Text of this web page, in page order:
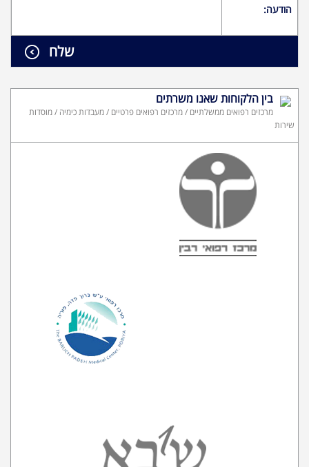
הודעה:
בין הלקוחות שאנו משרתים
מרכזים רפואים ממשלתיים / מרכזים רפואים פרטיים / מעבדות כימיה / מוסדות
שירות